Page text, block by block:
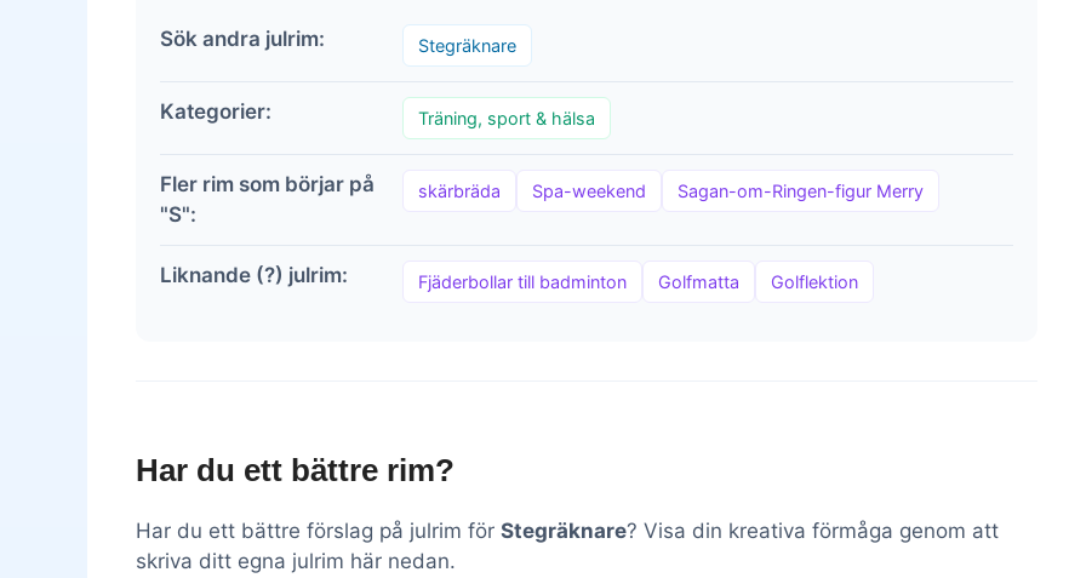
Sök andra julrim: Stegräknare
Kategorier: Träning, sport & hälsa
Fler rim som börjar på
"S":
skärbräda Spa-weekend Sagan-om-Ringen-figur Merry
Liknande (?) julrim: Fjäderbollar till badminton Golfmatta Golflektion
Har du ett bättre rim?
Har du ett bättre förslag på julrim för Stegräknare? Visa din kreativa förmåga genom att
skriva ditt egna julrim här nedan.